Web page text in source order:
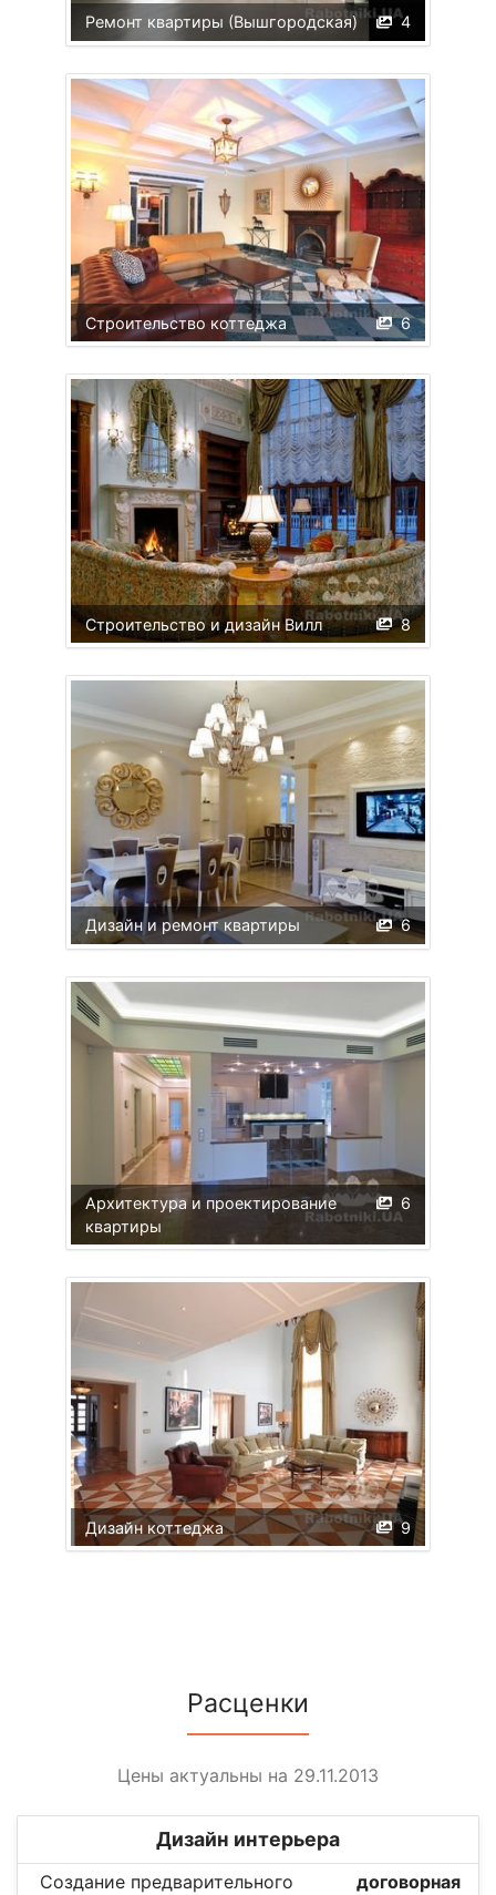
4
Ремонт квартиры (Вышгородская)
6
Строительство коттеджа
8
Строительство и дизайн Вилл
6
Дизайн и ремонт квартиры
6
Архитектура и проектирование
квартиры
9
Дизайн коттеджа
Расценки
Цены актуальны на 29.11.2013
Дизайн интерьера
Создание предварительного
договорная